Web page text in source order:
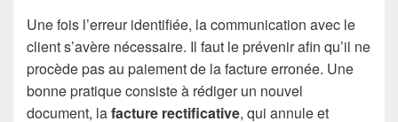
Une fois l’erreur identifiée, la communication avec le
client s’avère nécessaire. Il faut le prévenir afin qu’il ne
procède pas au paiement de la facture erronée. Une
bonne pratique consiste à rédiger un nouvel
document, lafacture rectificative, qui annule et